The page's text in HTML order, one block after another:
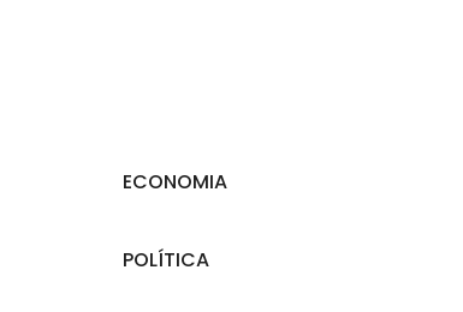
ECONOMIA
POLÍTICA